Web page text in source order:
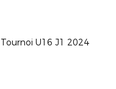
Tournoi U16 J1 2024